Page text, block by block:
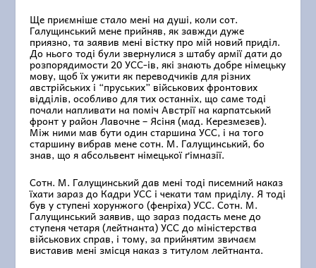
Ще приємніше стало мені на душі, коли сот.
Галущинський мене прийняв, як завжди дуже
приязно, та заявив мені вістку про мій новий приділ.
До нього тоді були звернулися з штабу армії дати до
розпорядимости 20 УСС-ів, які знають добре німецьку
мову, щоб їх ужити як переводчиків для різних
австрійських і “пруських” військових фронтових
відділів, особливо для тих останніх, що саме тоді
почали напливати на поміч Австрії на карпатський
фронт у район Лавочне – Ясіня (мад. Керезмезев).
Між ними мав бути один старшина УСС, і на того
старшину вибрав мене сотн. М. Галущинський, бо
знав, що я абсольвент німецької ґімназії.
Сотн. М. Галущинський дав мені тоді писемний наказ
їхати зараз до Кадри УСС і чекати там приділу. Я тоді
був у ступені хорунжого (фенріха) УСС. Сотн. М.
Галущинський заявив, що зараз подасть мене до
ступеня четаря (лейтнанта) УСС до міністерства
військових справ, і тому, за прийнятим звичаєм
виставив мені змісця наказ з титулом лейтнанта.